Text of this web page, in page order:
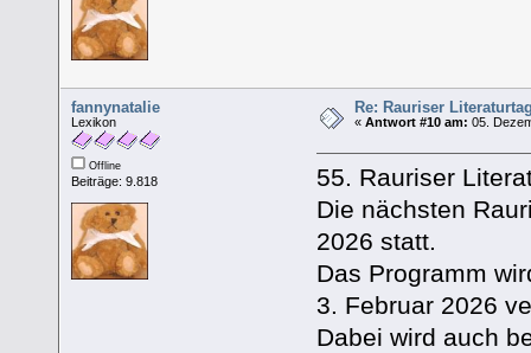
fannynatalie
Lexikon
Offline
Beiträge: 9.818
Re: Rauriser
«Antwort #10 am: 05.
55. Rauriser
Die nächsten
2026 statt.
Das Programm
3. Februar 2026
Dabei wird auch